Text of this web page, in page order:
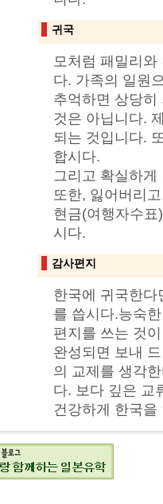
귀국
모처럼 패밀리와
다. 가족의 일원
추억하면 상당히
것은 아닙니다.
되는 것입니다.
합시다.
그리고 확실하
또한, 잃어버리
현금(여행자수
시다.
감사편지
한국에 귀국한
를 씁시다.능숙
편지를 쓰는 것
완성되면 보내
의 교제를 생각
다. 보다 깊은 교
건강하게 한국